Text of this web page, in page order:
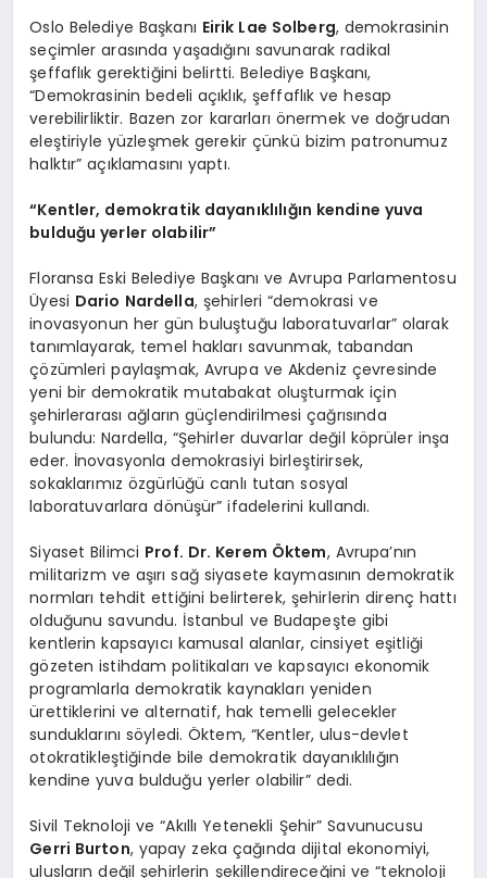
Oslo Belediye Başkanı Eirik Lae Solberg, demokrasinin
seçimler arasında yaşadığını savunarak radikal
şeffaflık gerektiğini belirtti. Belediye Başkanı,
“Demokrasinin bedeli açıklık, şeffaflık ve hesap
verebilirliktir. Bazen zor kararları önermek ve doğrudan
eleştiriyle yüzleşmek gerekir çünkü bizim patronumuz
halktır” açıklamasını yaptı.
“Kentler, demokratik dayanıklılığın kendine yuva
bulduğu yerler olabilir”
Floransa Eski Belediye Başkanı ve Avrupa Parlamentosu
Üyesi Dario Nardella, şehirleri “demokrasi ve
inovasyonun her gün buluştuğu laboratuvarlar” olarak
tanımlayarak, temel hakları savunmak, tabandan
çözümleri paylaşmak, Avrupa ve Akdeniz çevresinde
yeni bir demokratik mutabakat oluşturmak için
şehirlerarası ağların güçlendirilmesi çağrısında
bulundu: Nardella, “Şehirler duvarlar değil köprüler inşa
eder. İnovasyonla demokrasiyi birleştirirsek,
sokaklarımız özgürlüğü canlı tutan sosyal
laboratuvarlara dönüşür” ifadelerini kullandı.
Siyaset Bilimci Prof. Dr. Kerem Öktem, Avrupa’nın
militarizm ve aşırı sağ siyasete kaymasının demokratik
normları tehdit ettiğini belirterek, şehirlerin direnç hattı
olduğunu savundu. İstanbul ve Budapeşte gibi
kentlerin kapsayıcı kamusal alanlar, cinsiyet eşitliği
gözeten istihdam politikaları ve kapsayıcı ekonomik
programlarla demokratik kaynakları yeniden
ürettiklerini ve alternatif, hak temelli gelecekler
sunduklarını söyledi. Öktem, “Kentler, ulus-devlet
otokratikleştiğinde bile demokratik dayanıklılığın
kendine yuva bulduğu yerler olabilir” dedi.
Sivil Teknoloji ve “Akıllı Yetenekli Şehir” Savunucusu
Gerri Burton, yapay zeka çağında dijital ekonomiyi,
ulusların değil şehirlerin şekillendireceğini ve “teknoloji